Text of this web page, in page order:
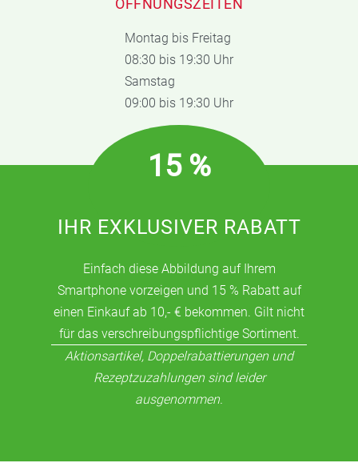
Montag bis Freitag
08:30 bis 19:30 Uhr
Samstag
09:00 bis 19:30 Uhr
15 %
IHR EXKLUSIVER RABATT
Einfach diese Abbildung auf Ihrem
Smartphone vorzeigen und 15 % Rabatt auf
einen Einkauf ab 10,- € bekommen. Gilt nicht
für das verschreibungspflichtige Sortiment.
Aktionsartikel, Doppelrabattierungen und
Rezeptzuzahlungen sind leider
ausgenommen.